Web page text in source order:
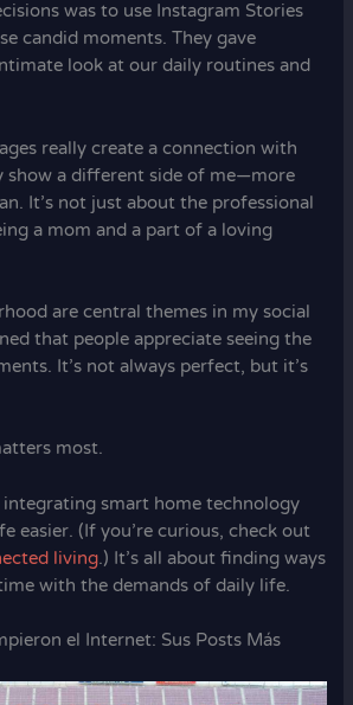
was to use Instagram Stories
candid moments. They gave
look at our daily routines and
really create a connection with
show a different side of me—more
It’s not just about the professional
a mom and a part of a loving
are central themes in my social
that people appreciate seeing the
It’s not always perfect, but it’s
most.
integrating smart home technology
easier. (If you’re curious, check out
living.) It’s all about finding ways
with the demands of daily life.
el Internet: Sus Posts Más